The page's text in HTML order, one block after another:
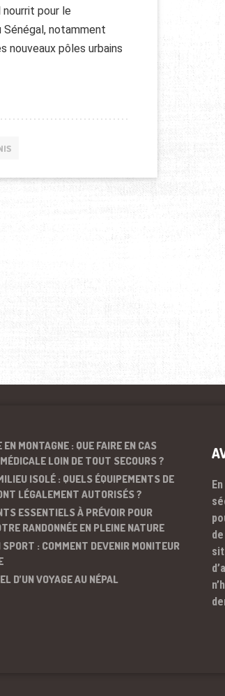
nourrit pour le
notamment
nouveaux pôles urbains
DU SÉNÉGAL À DUBAI
EN MONTAGNE : QUE FAIRE EN CAS
MÉDICALE LOIN DE TOUT SECOURS ?
ISOLÉ : QUELS ÉQUIPEMENTS DE
LÉGALEMENT AUTORISÉS ?
ESSENTIELS À PRÉVOIR POUR
RANDONNÉE EN PLEINE NATURE
SPORT : COMMENT DEVENIR MONITEUR
D’UN VOYAGE AU NÉPAL